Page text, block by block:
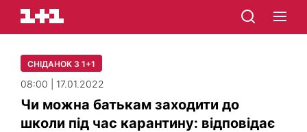
СНІДАНОК З 1+1
08:00 | 17.01.2022
Чи можна батькам заходити до
школи під час карантину: відповідає